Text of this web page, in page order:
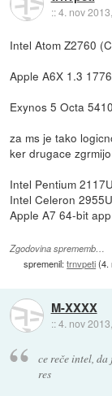
::4. nov
Intel Atom Z2760
Apple A6X 1.3
Exynos 5 Octa
za ms je tako
ker drugace
Intel Pentium
Intel Celeron
Apple A7 64-bit
Zgodovina sprememb…
spremenil:trnvpeti(4.
M-XXXX
::4. nov
ce reče intel,
res